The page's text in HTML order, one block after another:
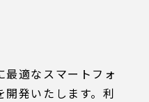
適なスマートフォ
発いたします。利